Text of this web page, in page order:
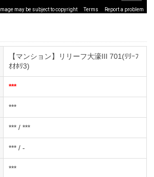
Image may be subject to copyright Terms Report a problem
【マンション】リリーフ大濠III 701(ﾘﾘｰﾌ
ｵｵﾎﾘ3)
***
***
*** / ***
*** / -
***